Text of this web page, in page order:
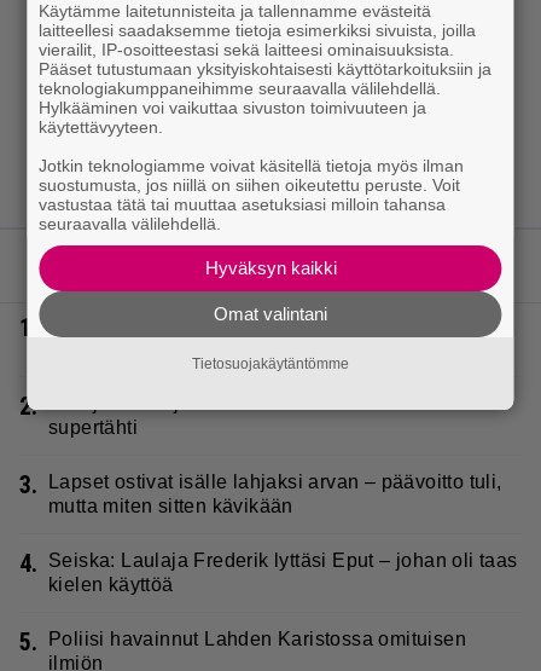
LUETUIMMAT JUTUT
1.
Täällä pelattiin lauantain Loton ja Jokerin isot rahat
2.
supertähti
3.
Lapset ostivat isälle lahjaksi arvan – päävoitto tuli,
mutta miten sitten kävikään
4.
Seiska: Laulaja Frederik lyttäsi Eput – johan oli taas
kielen käyttöä
5.
Poliisi havainnut Lahden Karistossa omituisen
ilmiön
Käytämme laitetunnisteita ja tallennamme evästeitä
laitteellesi saadaksemme tietoja esimerkiksi sivuista, joilla
vierailit, IP-osoitteestasi sekä laitteesi ominaisuuksista.
Pääset tutustumaan yksityiskohtaisesti käyttötarkoituksiin ja
teknologiakumppaneihimme seuraavalla välilehdellä.
Hylkääminen voi vaikuttaa sivuston toimivuuteen ja
käytettävyyteen.
Jotkin teknologiamme voivat käsitellä tietoja myös ilman
suostumusta, jos niillä on siihen oikeutettu peruste. Voit
vastustaa tätä tai muuttaa asetuksiasi milloin tahansa
seuraavalla välilehdellä.
Hyväksyn kaikki
Omat valintani
Tietosuojakäytäntömme